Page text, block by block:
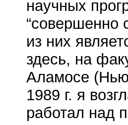
научных
“совершенно
из них
здесь, на
Аламосе
1989 г. я
работал над